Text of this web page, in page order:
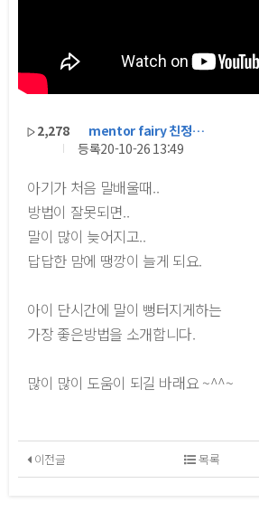
2,278
mentor fairy 친정…
등록20-10-26 13:49
아기가 처음 말배울때..
방법이 잘못되면..
말이 많이 늦어지고..
답답한 맘에 땡깡이 늘게 되요.
아이 단시간에 말이 뻥터지게하는
가장 좋은방법을 소개합니다.
많이 많이 도움이 되길 바래요 ~^^~
이전글 목록